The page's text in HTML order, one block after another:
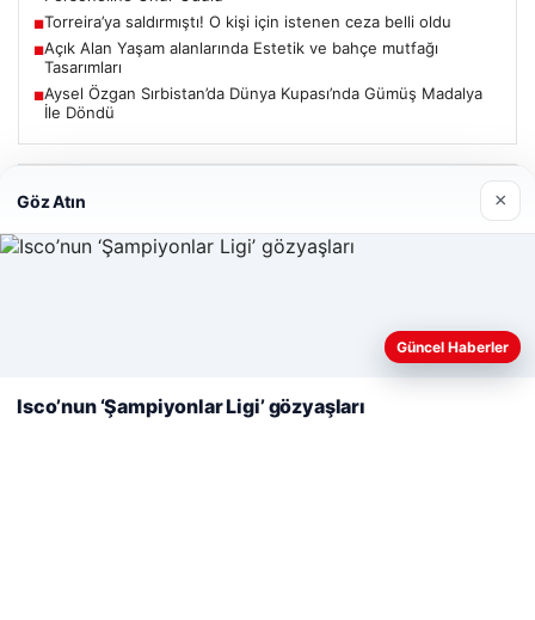
■Torreira’ya saldırmıştı! O kişi için istenen ceza belli oldu
■Açık Alan Yaşam alanlarında Estetik ve bahçe mutfağı
Tasarımları
■Aysel Özgan Sırbistan’da Dünya Kupası’nda Gümüş Madalya
İle Döndü
Güncel
Mohamed Salah, Trabzonspor’la ilk resmi idmanına çıktı
deneyiminizi kişiselleştirmek ve geliştirmek amacıyla çerezler
Reddet Kabul Et
Göz Atın ×
Güncel Haberler
Isco’nun ‘Şampiyonlar Ligi’ gözyaşları